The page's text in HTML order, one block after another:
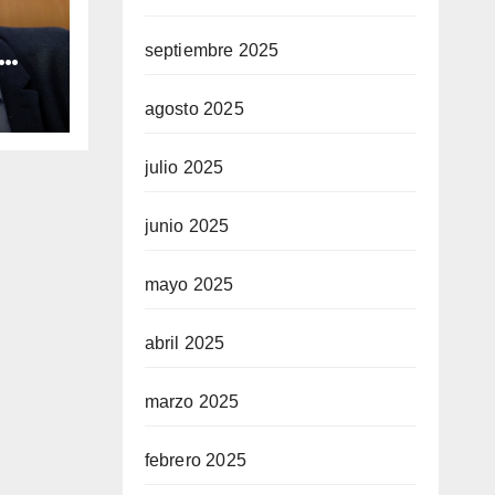
septiembre 2025
agosto 2025
julio 2025
junio 2025
mayo 2025
abril 2025
marzo 2025
febrero 2025